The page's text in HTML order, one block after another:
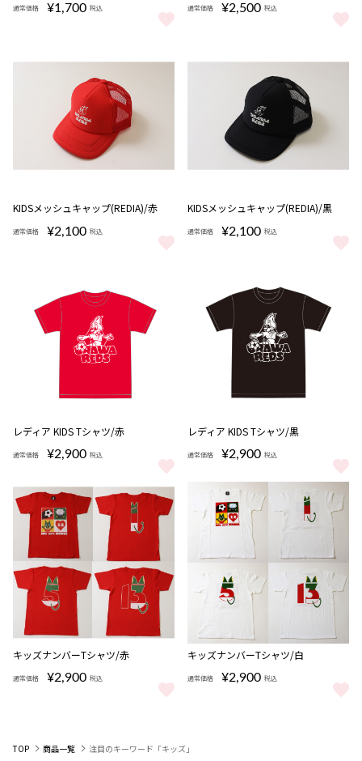
通常価格 ¥1,700 税込
ミニタオルマフラー/ポケット付き（RED&WHITE） をもっと見る
通常価格 ¥2,500 税込
2025ベーシックTシャツ(キッズ)
KIDSメッシュキャップ(REDIA)/赤
通常価格 ¥2,100 税込
KIDSメッシュキャップ(REDIA)/赤 をもっと見る
KIDSメッシュキャップ(REDIA)/黒
通常価格 ¥2,100 税込
KIDSメッシュキャップ(REDIA)/
レディア KIDS Tシャツ/赤
通常価格 ¥2,900 税込
レディア KIDS Tシャツ/赤 をもっと見る
レディア KIDS Tシャツ/黒
通常価格 ¥2,900 税込
レディア KIDS Tシャツ/黒 をもっ
キッズナンバーTシャツ/赤
通常価格 ¥2,900 税込
キッズナンバーTシャツ/赤 をもっと見る
キッズナンバーTシャツ/白
通常価格 ¥2,900 税込
キッズナンバーTシャツ/白 をも
TOP 商品一覧 注目のキーワード「キッズ」